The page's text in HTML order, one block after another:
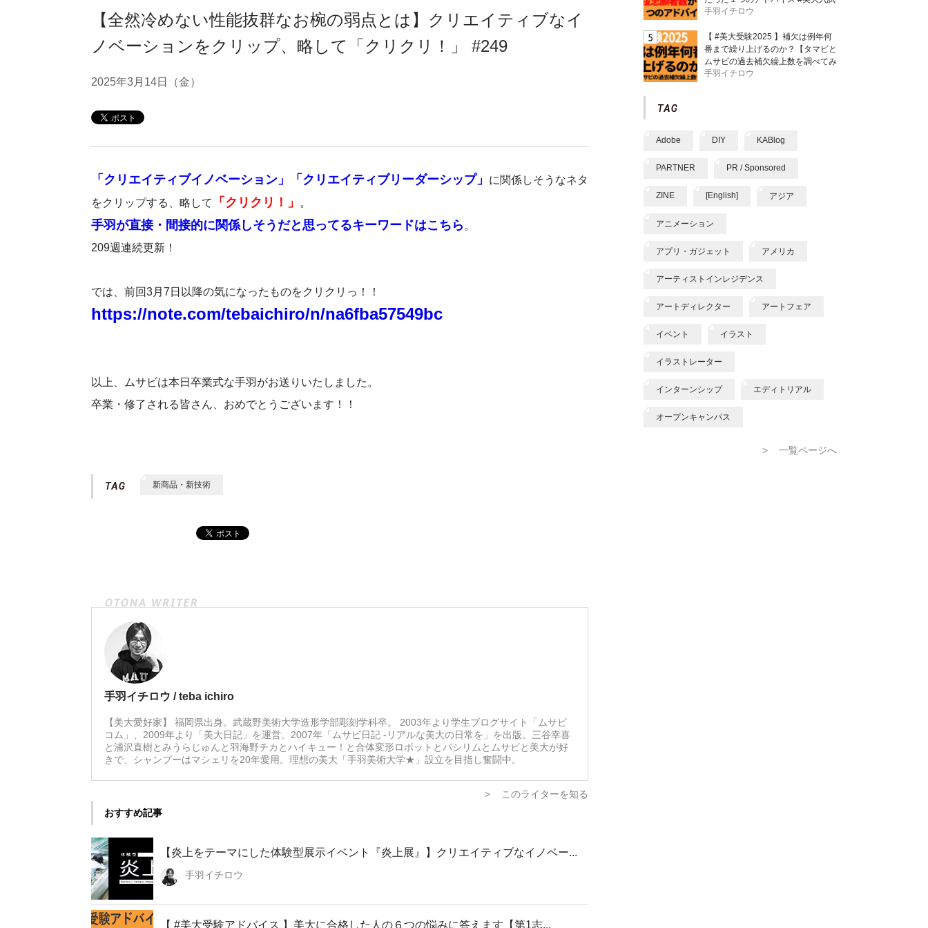
【全然冷めない性能抜群なお椀の弱点とは】クリエイティブなイ
ノベーションをクリップ、略して「クリクリ！」 #249
2025年3月14日（金）
「クリエイティブイノベーション」「クリエイティブリーダーシップ」
に関係しそうなネタ
をクリップする、略して
「クリクリ！」 。
手羽が直接・間接的に関係しそうだと思ってるキーワードはこちら 。
209週連続更新！
では、前回3月7日以降の気になったものをクリクリっ！！
https://note.com/tebaichiro/n/na6fba57549bc
以上、ムサビは本日卒業式な手羽がお送りいたしました。
卒業・修了される皆さん、おめでとうございます！！
新商品・新技術
手羽イチロウ / teba ichiro
【美大愛好家】 福岡県出身。武蔵野美術大学造形学部彫刻学科卒。 2003年より学生ブログサイト「ムサビ
コム」、2009年より「美大日記」を運営。2007年「ムサビ日記 -リアルな美大の日常を」を出版。三谷幸喜
と浦沢直樹とみうらじゅんと羽海野チカとハイキュー！と合体変形ロボットとパシリムとムサビと美大が好
きで、シャンプーはマシェリを20年愛用。理想の美大「手羽美術大学★」設立を目指し奮闘中。
>
このライターを知る
おすすめ記事
【炎上をテーマにした体験型展示イベント『炎上展』】クリエイティブなイノベー...
手羽イチロウ
【 #美大受験アドバイス 】美大に合格した人の６つの悩みに答えます【第1志...
手羽イチロウ
【 #美大受験2025 】補欠は例年何
番まで繰り上げるのか？【タマビと
ムサビの過去補欠繰上数を調べてみ
た】
手羽イチロウ
Adobe DIY KABlog
PARTNER PR / Sponsored
ZINE [English] アジア
アニメーション
アプリ・ガジェット アメリカ
アーティストインレジデンス
アートディレクター アートフェア
イベント イラスト
イラストレーター
インターンシップ エディトリアル
オープンキャンパス
> 一覧ページへ